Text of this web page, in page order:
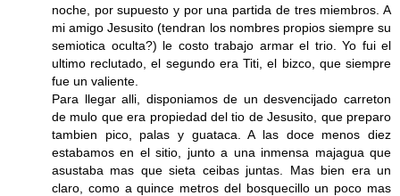
noche, por supuesto y por una partida de tres miembros. A
mi amigo Jesusito (tendran los nombres propios siempre su
semiotica oculta?) le costo trabajo armar el trio. Yo fui el
ultimo reclutado, el segundo era Titi, el bizco, que siempre
fue un valiente.
Para llegar alli, disponiamos de un desvencijado carreton
de mulo que era propiedad del tio de Jesusito, que preparo
tambien pico, palas y guataca. A las doce menos diez
estabamos en el sitio, junto a una inmensa majagua que
asustaba mas que sieta ceibas juntas. Mas bien era un
claro, como a quince metros del bosquecillo un poco mas